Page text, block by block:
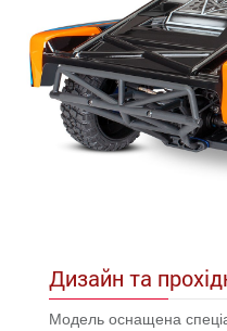
Дизайн та
Модель оснащена